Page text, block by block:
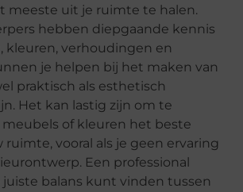
meeste uit je ruimte te halen.
hebben diepgaande kennis
kleuren, verhoudingen en
je helpen bij het maken van
praktisch als esthetisch
Het kan lastig zijn om te
of kleuren het beste
ruimte, vooral als je geen ervaring
Een professional
balans kunt vinden tussen